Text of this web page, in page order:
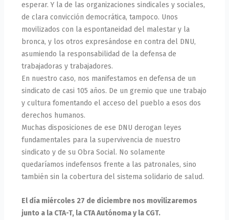
esperar. Y la de las organizaciones sindicales y sociales,
de clara convicción democrática, tampoco. Unos
movilizados con la espontaneidad del malestar y la
bronca, y los otros expresándose en contra del DNU,
asumiendo la responsabilidad de la defensa de
trabajadoras y trabajadores.
En nuestro caso, nos manifestamos en defensa de un
sindicato de casi 105 años. De un gremio que une trabajo
y cultura fomentando el acceso del pueblo a esos dos
derechos humanos.
Muchas disposiciones de ese DNU derogan leyes
fundamentales para la supervivencia de nuestro
sindicato y de su Obra Social. No solamente
quedaríamos indefensos frente a las patronales, sino
también sin la cobertura del sistema solidario de salud.
El día miércoles 27 de diciembre nos movilizaremos
junto a la CTA-T, la CTA Autónoma y la CGT.